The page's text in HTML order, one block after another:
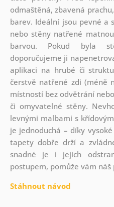
odmaštěná, zbavená
barev. Ideální jsou pevné a
nebo stěny natřené
barvou. Pokud byla
doporučujeme ji
aplikaci na hrubé či
čerstvě natřené zdi (méně
místností bez odvětrání
či omyvatelné stěny.
levnými malbami s
je jednoduchá – díky
tapety dobře drží a
snadné je i jejich
postupem, pomůže vám
Stáhnout návod